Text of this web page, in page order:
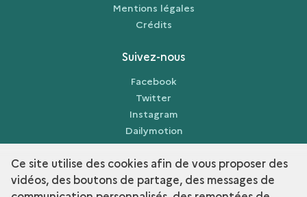
Mentions légales
Crédits
Suivez-nous
Facebook
Twitter
Instagram
Dailymotion
Sketchfab
Ce site utilise des cookies afin de vous proposer des
vidéos, des boutons de partage, des messages de